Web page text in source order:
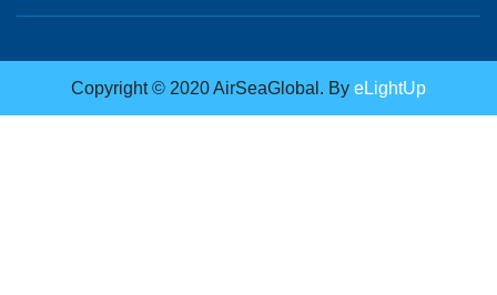
Copyright © 2020 AirSeaGlobal. By eLightUp